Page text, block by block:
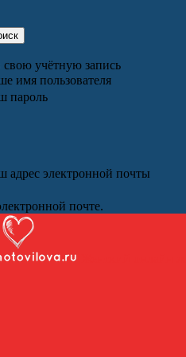
учётную запись
имя пользователя
пароль
адрес электронной почты
почте.